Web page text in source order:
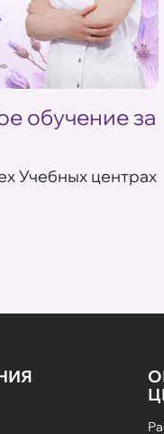
обучение за
Учебных центрах